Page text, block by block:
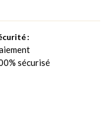
sécurisé